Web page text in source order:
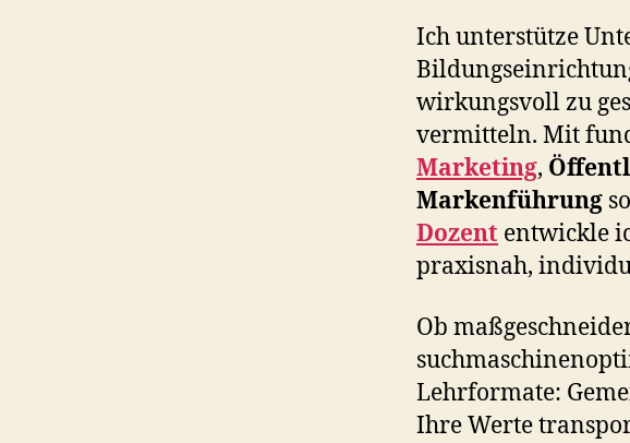
Ich unterstütze
wirkungsvoll zu
vermitteln. Mit
Marketing,
Markenführung
Dozent entwickle
praxisnah,
Ob
Lehrformate:
Ihre Werte